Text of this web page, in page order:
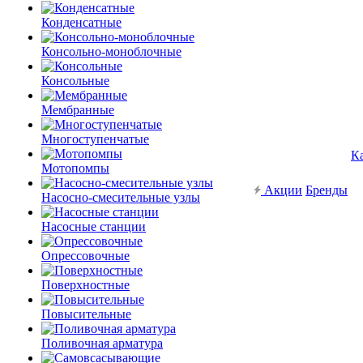
Конденсатные
Консольно-моноблочные
Консольные
Мембранные
Многоступенчатые
Мотопомпы
Насосно-смесительные узлы
Насосные станции
Опрессовочные
Поверхностные
Повысительные
Поливочная арматура
Акции Бренды